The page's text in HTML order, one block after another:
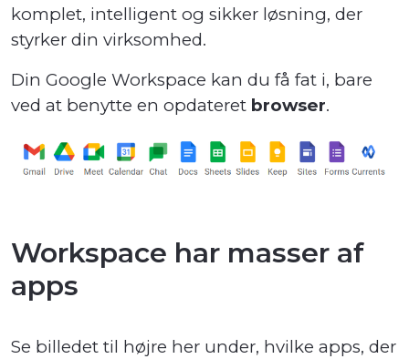
komplet, intelligent og sikker løsning, der
styrker din virksomhed.
Din Google Workspace kan du få fat i, bare
ved at benytte en opdateret browser.
Workspace har masser af
apps
Se billedet til højre her under, hvilke apps, der